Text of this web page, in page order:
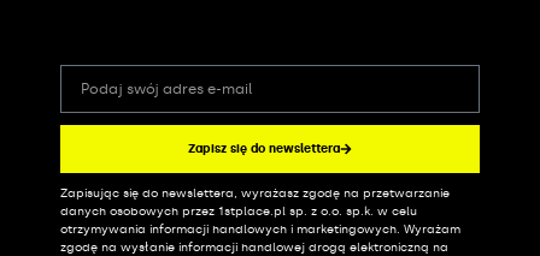
Zapisz się do newslettera
Alternative:
Zapisując się do newslettera, wyrażasz zgodę na przetwarzanie
danych osobowych przez 1stplace.pl sp. z o.o. sp.k. w celu
otrzymywania informacji handlowych i marketingowych. Wyrażam
zgodę na wysłanie informacji handlowej drogą elektroniczną na